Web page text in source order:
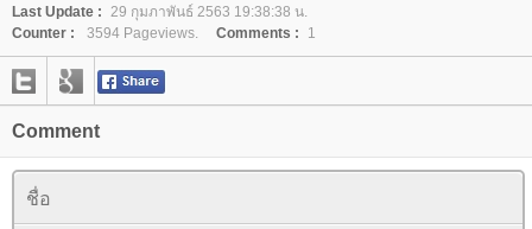
Last Update : 29 กุมภาพันธ์ 2563 19:38:38 น.
Counter :
3594 Pageviews. Comments : 1
Comment